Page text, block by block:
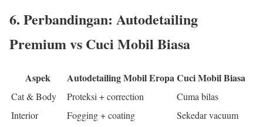
6. Perbandingan: Autodetailing
Premium vs Cuci Mobil Biasa
Aspek Autodetailing Mobil EropaCuci Mobil Biasa
Cat & Body Proteksi + correction
Cuma bilas
Interior
Fogging + coating
Sekedar vacuum